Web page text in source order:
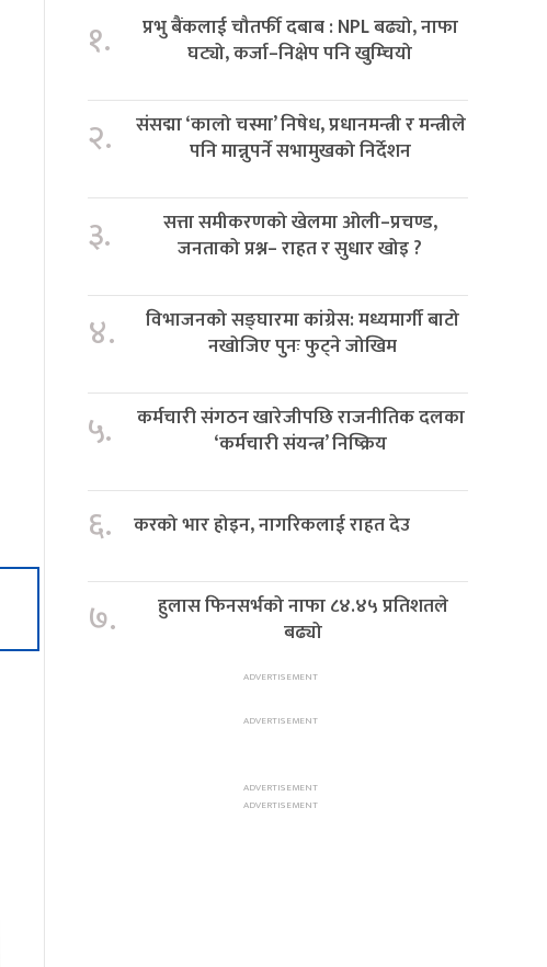
१.
प्रभु बैंकलाई चौतर्फी दबाब : NPL बढ्यो, नाफा
घट्यो, कर्जा–निक्षेप पनि खुम्चियो
२.
संसद्मा ‘कालो चस्मा’ निषेध, प्रधानमन्त्री र मन्त्रीले
पनि मान्नुपर्ने सभामुखको निर्देशन
३.
सत्ता समीकरणको खेलमा ओली–प्रचण्ड,
जनताको प्रश्न– राहत र सुधार खोइ ?
४.
विभाजनको सङ्घारमा कांग्रेस: मध्यमार्गी बाटो
नखोजिए पुनः फुट्ने जोखिम
५.
कर्मचारी संगठन खारेजीपछि राजनीतिक दलका
‘कर्मचारी संयन्त्र’ निष्क्रिय
६. करको भार होइन, नागरिकलाई राहत देउ
७.
हुलास फिनसर्भको नाफा ८४.४५ प्रतिशतले
बढ्यो